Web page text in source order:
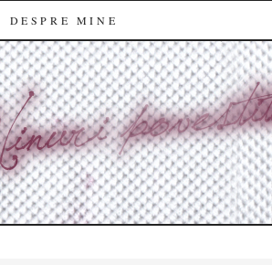
DESPRE MINE